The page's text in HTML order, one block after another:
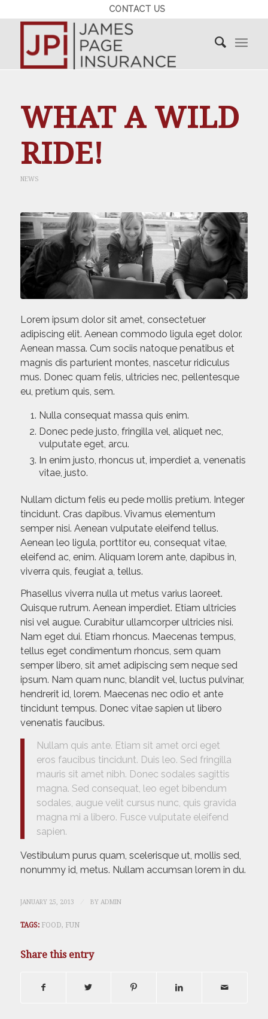
CONTACT US
WHAT A WILD
RIDE!
NEWS
Lorem ipsum dolor sit amet, consectetuer
adipiscing elit. Aenean commodo ligula eget dolor.
Aenean massa. Cum sociis natoque penatibus et
magnis dis parturient montes, nascetur ridiculus
mus. Donec quam felis, ultricies nec, pellentesque
eu, pretium quis, sem.
Nulla consequat massa quis enim.
Donec pede justo, fringilla vel, aliquet nec,
vulputate eget, arcu.
In enim justo, rhoncus ut, imperdiet a, venenatis
vitae, justo.
Nullam dictum felis eu pede mollis pretium. Integer
tincidunt. Cras dapibus. Vivamus elementum
semper nisi. Aenean vulputate eleifend tellus.
Aenean leo ligula, porttitor eu, consequat vitae,
eleifend ac, enim. Aliquam lorem ante, dapibus in,
viverra quis, feugiat a, tellus.
Phasellus viverra nulla ut metus varius laoreet.
Quisque rutrum. Aenean imperdiet. Etiam ultricies
nisi vel augue. Curabitur ullamcorper ultricies nisi.
Nam eget dui. Etiam rhoncus. Maecenas tempus,
tellus eget condimentum rhoncus, sem quam
semper libero, sit amet adipiscing sem neque sed
ipsum. Nam quam nunc, blandit vel, luctus pulvinar,
hendrerit id, lorem. Maecenas nec odio et ante
tincidunt tempus. Donec vitae sapien ut libero
venenatis faucibus.
Nullam quis ante. Etiam sit amet orci eget
eros faucibus tincidunt. Duis leo. Sed fringilla
mauris sit amet nibh. Donec sodales sagittis
magna. Sed consequat, leo eget bibendum
sodales, augue velit cursus nunc, quis gravida
magna mi a libero. Fusce vulputate eleifend
sapien.
Vestibulum purus quam, scelerisque ut, mollis sed,
nonummy id, metus. Nullam accumsan lorem in du.
JANUARY 25, 2013 BY ADMIN
TAGS: FOOD, FUN
Share this entry